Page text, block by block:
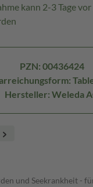
kann 2-3 Tage
PZN: 00436424
Hersteller: Weleda
und Seekrankheit -